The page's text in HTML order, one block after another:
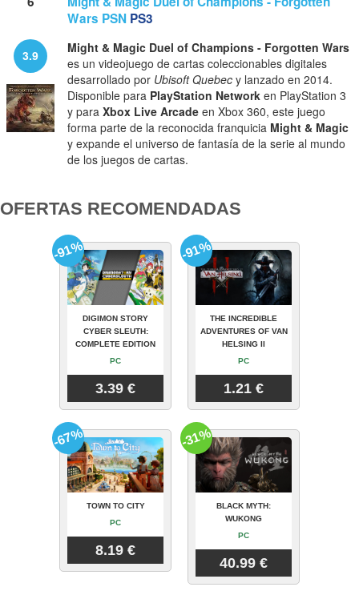
Wars PSN PS3
3.9
Might & Magic Duel of Champions - Forgotten Wars
es un videojuego de cartas coleccionables digitales
desarrollado por Ubisoft Quebec y lanzado en 2014.
Disponible para PlayStation Network en PlayStation 3
y para Xbox Live Arcade en Xbox 360, este juego
forma parte de la reconocida franquicia Might & Magic
y expande el universo de fantasía de la serie al mundo
de los juegos de cartas.
OFERTAS RECOMENDADAS
DIGIMON STORY
CYBER SLEUTH:
COMPLETE EDITION
PC
3.39 €
-91%
THE INCREDIBLE
ADVENTURES OF VAN
HELSING II
PC
1.21 €
-91%
TOWN TO CITY
PC
8.19 €
-67%
BLACK MYTH:
WUKONG
PC
40.99 €
-31%